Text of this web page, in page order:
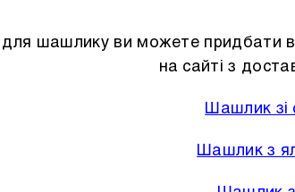
шашлику ви можете придбати в
на сайті з
Шашлик зі
Шашлик з